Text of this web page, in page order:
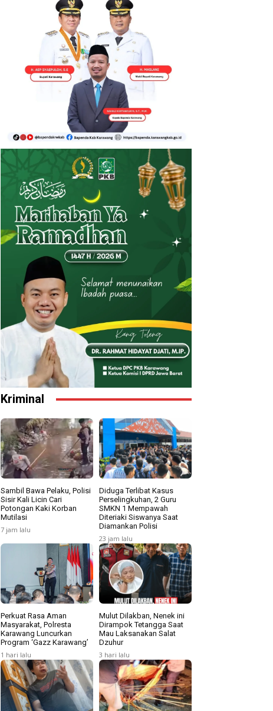
Kriminal
Sambil Bawa Pelaku, Polisi
Sisir Kali Licin Cari
Potongan Kaki Korban
Mutilasi
7 jam lalu
Diduga Terlibat Kasus
Perselingkuhan, 2 Guru
SMKN 1 Mempawah
Diteriaki Siswanya Saat
Diamankan Polisi
23 jam lalu
Perkuat Rasa Aman
Masyarakat, Polresta
Karawang Luncurkan
Program ‘Gazz Karawang’
1 hari lalu
Mulut Dilakban, Nenek ini
Dirampok Tetangga Saat
Mau Laksanakan Salat
Dzuhur
3 hari lalu